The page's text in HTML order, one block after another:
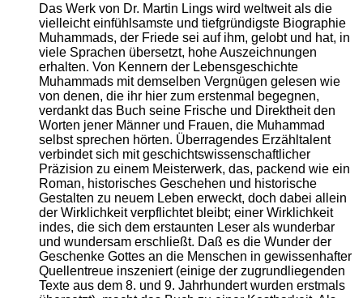
Das Werk von Dr. Martin Lings wird weltweit als die
vielleicht einfühlsamste und tiefgründigste Biographie
Muhammads, der Friede sei auf ihm, gelobt und hat, in
viele Sprachen übersetzt, hohe Auszeichnungen
erhalten. Von Kennern der Lebensgeschichte
Muhammads mit demselben Vergnügen gelesen wie
von denen, die ihr hier zum erstenmal begegnen,
verdankt das Buch seine Frische und Direktheit den
Worten jener Männer und Frauen, die Muhammad
selbst sprechen hörten. Überragendes Erzähltalent
verbindet sich mit geschichtswissenschaftlicher
Präzision zu einem Meisterwerk, das, packend wie ein
Roman, historisches Geschehen und historische
Gestalten zu neuem Leben erweckt, doch dabei allein
der Wirklichkeit verpflichtet bleibt; einer Wirklichkeit
indes, die sich dem erstaunten Leser als wunderbar
und wundersam erschließt. Daß es die Wunder der
Geschenke Gottes an die Menschen in gewissenhafter
Quellentreue inszeniert (einige der zugrundliegenden
Texte aus dem 8. und 9. Jahrhundert wurden erstmals